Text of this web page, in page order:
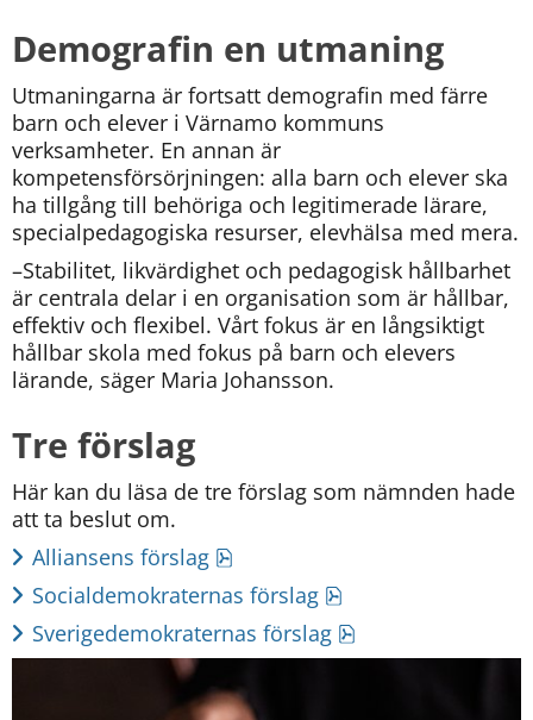
Demografin en utmaning
Utmaningarna är fortsatt demografin med färre
barn och elever i Värnamo kommuns
verksamheter. En annan är
kompetensförsörjningen: alla barn och elever ska
ha tillgång till behöriga och legitimerade lärare,
specialpedagogiska resurser, elevhälsa med mera.
–Stabilitet, likvärdighet och pedagogisk hållbarhet
är centrala delar i en organisation som är hållbar,
effektiv och flexibel. Vårt fokus är en långsiktigt
hållbar skola med fokus på barn och elevers
lärande, säger Maria Johansson.
Tre förslag
Här kan du läsa de tre förslag som nämnden hade
att ta beslut om.
Alliansens förslag
Socialdemokraternas förslag
Sverigedemokraternas förslag